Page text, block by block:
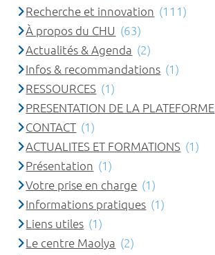
Recherche et innovation (111)
À propos du CHU (63)
Actualités & Agenda (2)
Infos & recommandations (1)
RESSOURCES (1)
PRESENTATION DE LA PLATEFORME
CONTACT (1)
ACTUALITES ET FORMATIONS (1)
Présentation (1)
Votre prise en charge (1)
Informations pratiques (1)
Liens utiles (1)
Le centre Maolya (2)